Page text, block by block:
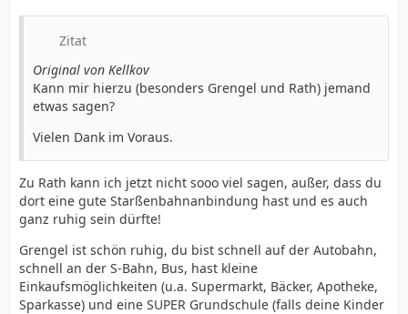
Zitat
Original von Kellkov
Kann mir hierzu (besonders Grengel und Rath) jemand
etwas sagen?
Vielen Dank im Voraus.
Zu Rath kann ich jetzt nicht sooo viel sagen, außer, dass du
dort eine gute Starßenbahnanbindung hast und es auch
ganz ruhig sein dürfte!
Grengel ist schön ruhig, du bist schnell auf der Autobahn,
schnell an der S-Bahn, Bus, hast kleine
Einkaufsmöglichkeiten (u.a. Supermarkt, Bäcker, Apotheke,
Sparkasse) und eine SUPER Grundschule (falls deine Kinder